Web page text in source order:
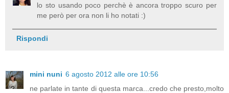
lo sto usando poco perchè è ancora troppo scuro per
me però per ora non li ho notati :)
Rispondi
mini nuni 6 agosto 2012 alle ore 10:56
ne parlate in tante di questa marca...credo che presto,molto